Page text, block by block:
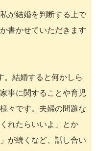
が結婚を判断する上で
書かせていただきます
。結婚すると何かしら
事に関することや育児
々です。夫婦の問題な
れたらいいよ」とか
が続くなど、話し合い